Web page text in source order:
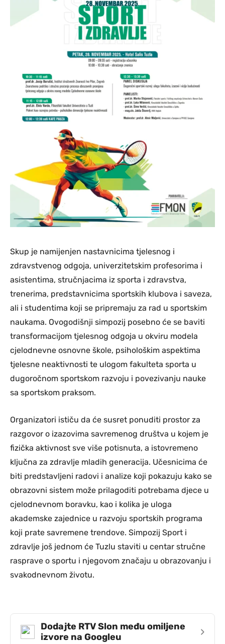
Skup je namijenjen nastavnicima tjelesnog i
zdravstvenog odgoja, univerzitetskim profesorima i
asistentima, stručnjacima iz sporta i zdravstva,
trenerima, predstavnicima sportskih klubova i saveza,
ali i studentima koji se pripremaju za rad u sportskim
naukama. Ovogodišnji simpozij posebno će se baviti
transformacijom tjelesnog odgoja u okviru modela
cjelodnevne osnovne škole, psihološkim aspektima
tjelesne neaktivnosti te ulogom fakulteta sporta u
dugoročnom sportskom razvoju i povezivanju nauke
sa sportskom praksom.
Organizatori ističu da će susret ponuditi prostor za
razgovor o izazovima savremenog društva u kojem je
fizička aktivnost sve više potisnuta, a istovremeno
ključna za zdravlje mladih generacija. Učesnicima će
biti predstavljeni radovi i analize koji pokazuju kako se
obrazovni sistem može prilagoditi potrebama djece u
cjelodnevnom boravku, kao i kolika je uloga
akademske zajednice u razvoju sportskih programa
koji prate savremene trendove. Simpozij Sport i
zdravlje još jednom će Tuzlu staviti u centar stručne
rasprave o sportu i njegovom značaju u obrazovanju i
svakodnevnom životu.
Dodajte RTV Slon među omiljene
izvore na Googleu
›